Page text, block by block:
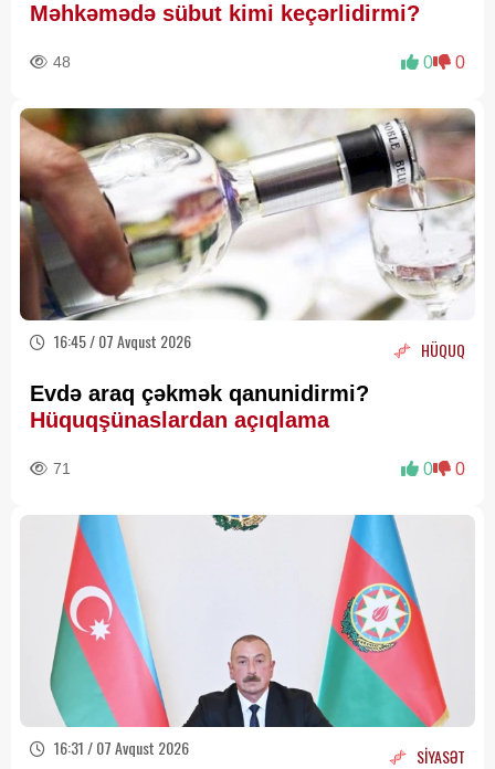
Məhkəmədə sübut kimi keçərlidirmi?
48 0 0
16:45 / 07 Avqust 2026 HÜQUQ
Evdə araq çəkmək qanunidirmi?
Hüquqşünaslardan açıqlama
71 0 0
16:31 / 07 Avqust 2026 SİYASƏT